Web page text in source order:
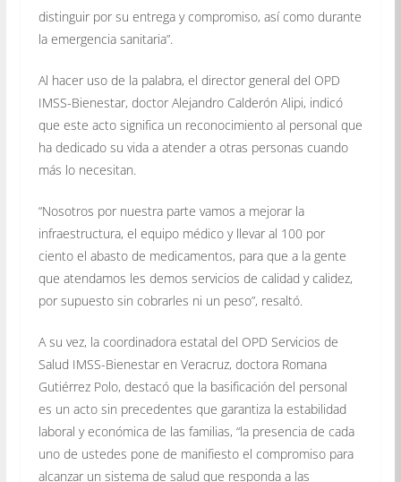
distinguir por su entrega y compromiso, así como durante
la emergencia sanitaria”.
Al hacer uso de la palabra, el director general del OPD
IMSS-Bienestar, doctor Alejandro Calderón Alipi, indicó
que este acto significa un reconocimiento al personal que
ha dedicado su vida a atender a otras personas cuando
más lo necesitan.
“Nosotros por nuestra parte vamos a mejorar la
infraestructura, el equipo médico y llevar al 100 por
ciento el abasto de medicamentos, para que a la gente
que atendamos les demos servicios de calidad y calidez,
por supuesto sin cobrarles ni un peso”, resaltó.
A su vez, la coordinadora estatal del OPD Servicios de
Salud IMSS-Bienestar en Veracruz, doctora Romana
Gutiérrez Polo, destacó que la basificación del personal
es un acto sin precedentes que garantiza la estabilidad
laboral y económica de las familias, “la presencia de cada
uno de ustedes pone de manifiesto el compromiso para
alcanzar un sistema de salud que responda a las